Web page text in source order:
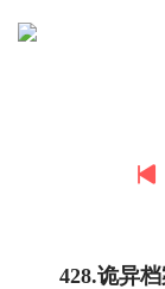
428.诡异